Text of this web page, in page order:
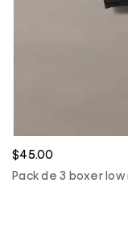
$45.00
Pack de 3 boxer